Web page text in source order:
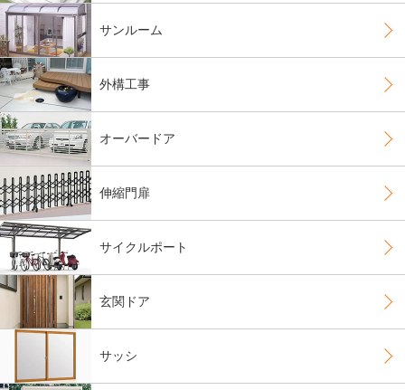
サンルーム
外構工事
オーバードア
伸縮門扉
サイクルポート
玄関ドア
サッシ